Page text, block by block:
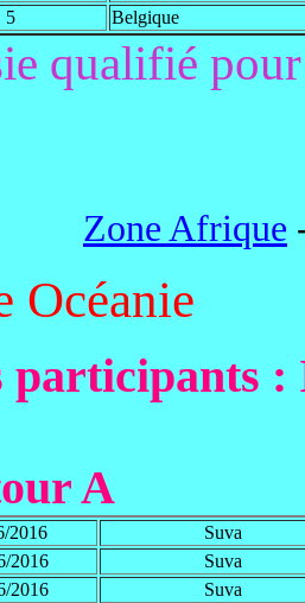
5
Belgique
qualifié
Zone Afrique
Océanie
participants :
A
2016
Suva
2016
Suva
2016
Suva